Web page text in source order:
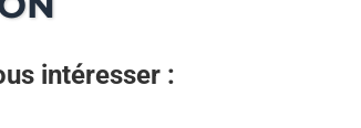
intéresser :